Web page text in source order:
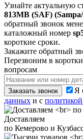
Узнайте актуальную
813MB (SAF) (Sampa/
обратный звонок
каталожный номер
короткие сроки.
Закажите обратный
Перезвоним в
вопросам
Заказать звонок Я
данных и с
Доставляем
по Кемерово и